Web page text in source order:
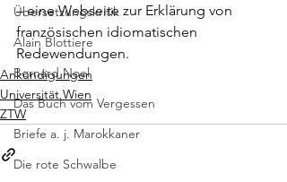
Übersetzungskritik
Alain Blottiere
Bernard Noel
Das Buch vom Vergessen
Briefe a. j. Marokkaner
Die rote Schwalbe
– eine Webseite zur Erklärung von
französischen idiomatischen
Redewendungen.
Ankündigungen
Universität Wien
ZTW